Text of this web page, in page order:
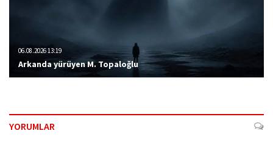
06.08.2026 13:19
Arkanda yürüyen M. Topaloğlu
YORUMLAR